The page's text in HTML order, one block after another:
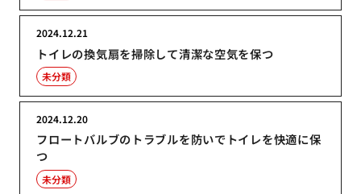
トイレの換気扇を掃除して清潔な空気を保つ
2024.12.21
未分類
フロートバルブのトラブルを防いでトイレを快適に保
つ
2024.12.20
未分類